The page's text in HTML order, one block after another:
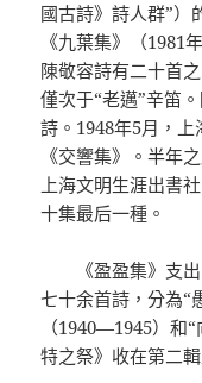
國古詩》詩人群”）
《九葉集》（1981
陳敬容詩有二十首
僅次于“老邁”辛笛
詩。1948年5月，
《交響集》。半年
上海文明生涯出書
十集最后一種。
《盈盈集》支
七十余首詩，分為“
（1940—1945）和
特之祭》收在第二